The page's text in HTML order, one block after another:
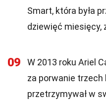
Smart, która była
dziewięć miesięcy,
09
W 2013 roku Ariel
za porwanie trzech
przetrzymywał w